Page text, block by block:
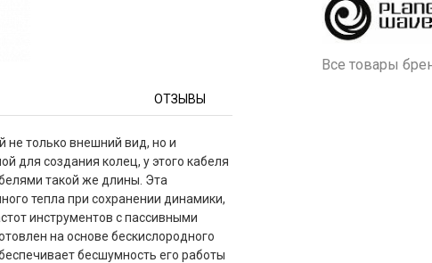
ОТЗЫВЫ
не только внешний вид, но и
для создания колец, у этого кабеля
такой же длины. Эта
тепла при сохранении динамики,
инструментов с пассивными
на основе бескислородного
бесшумность его работы
Все товары